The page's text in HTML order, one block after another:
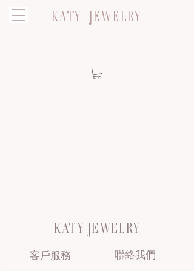
KATY JEWELRY
KATY JEWELRY
客戶服務 聯絡我們